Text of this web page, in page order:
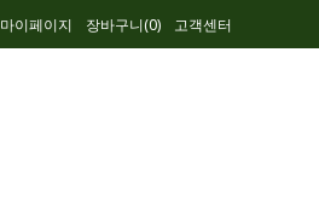
마이페이지 장바구니(0) 고객센터